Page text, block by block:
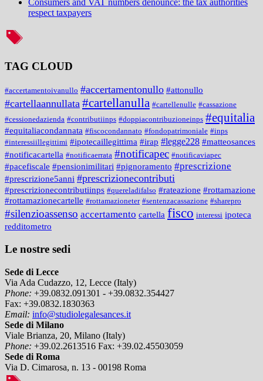
respect taxpayers
TAG CLOUD
#accertamentoivanullo #accertamentonullo #attonullo
#cartellaannullata #cartellanulla #cartellenulle #cassazione
#cessionedazienda #contributiinps #doppiacontribuzioneinps #equitalia
#equitaliacondannata #fiscocondannato #fondopatrimoniale #inps
#interessiillegittimi #ipotecaillegittima #irap #legge228 #matteosances
#notificacartella #notificaerrata #notificapec #notificaviapec
#pacefiscale #pensionimilitari #pignoramento #prescrizione
#prescrizione5anni #prescrizionecontributi
#prescrizionecontributiinps #quereladifalso #rateazione #rottamazione
#rottamazionecartelle #rottamazioneter #sentenzacassazione #sharepro
#silenzioassenso accertamento cartella fisco interessi ipoteca
redditometro
Le nostre sedi
Sede di Lecce
Via Ada Cudazzo, 12, Lecce (Italy)
Phone: +39.0832.091301 - +39.0832.354427
Fax: +39.0832.1830363
Email: info@studiolegalesances.it
Sede di Milano
Viale Brianza, 20, Milano (Italy)
Phone: +39.02.2613516 Fax: +39.02.45503059
Sede di Roma
Via D. Cimarosa, n. 13 - 00198 Roma